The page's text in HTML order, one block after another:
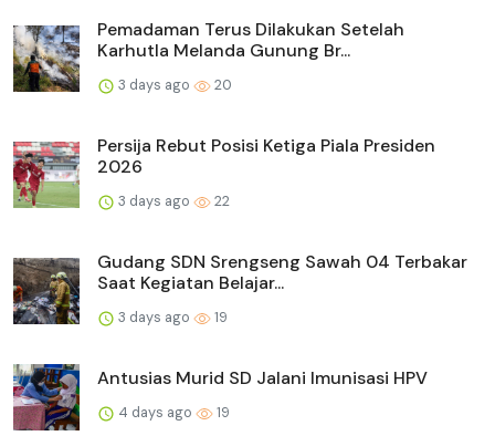
Pemadaman Terus Dilakukan Setelah
Karhutla Melanda Gunung Br...
3 days ago 20
Persija Rebut Posisi Ketiga Piala Presiden
2026
3 days ago 22
Gudang SDN Srengseng Sawah 04 Terbakar
Saat Kegiatan Belajar...
3 days ago 19
Antusias Murid SD Jalani Imunisasi HPV
4 days ago 19